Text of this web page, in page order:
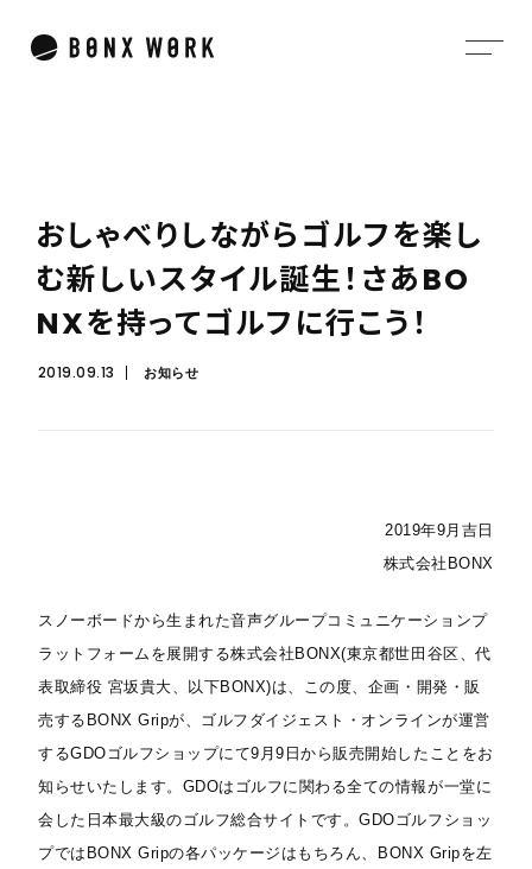
おしゃべりしながら ゴルフを楽し
む新しいスタイル誕生 ！ さあBO
NXを持ってゴルフ に行こう ！
2019.09.13 お知らせ
2019年9月吉日
株式会社BONX
スノーボードから生まれた音声グループコミュニケーションプ
ラットフォームを展開する株式会社BONX(東京都世田谷区、代
表取締役 宮坂貴大、以下BONX)は、この度、企画・開発・販
売するBONX Gripが、ゴルフダイジェスト・オンラインが運営
するGDOゴルフショップにて9月9日から販売開始したことをお
知らせいたします。GDOはゴルフに関わる全ての情報が一堂に
会した日本最大級のゴルフ総合サイトです。GDOゴルフショッ
プではBONX Gripの各パッケージはもちろん、BONX Gripを左